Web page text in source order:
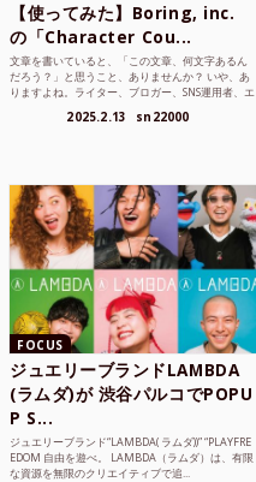
【使ってみた】Boring, inc.
の「Character Cou...
文章を書いていると、「この文章、何文字あるん
だろう？」と思うこと、ありませんか？ いや、あ
りますよね。ライター、ブロガー、SNS運用者、エ
2025.2.13 sn22000
FOCUS
ジュエリーブランドLAMBDA
(ラムダ)が 渋谷パルコでPOPU
P S...
ジュエリーブランド“LAMBDA( ラムダ))” “PLAYFRE
EDOM 自由を遊べ。 LAMBDA（ラムダ）は、有限
な資源を無限のクリエイティブで追...